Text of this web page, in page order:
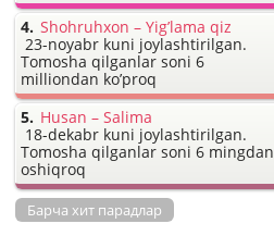
Shohruhxon – Yig’lama qiz
23-noyabr kuni joylashtirilgan.
Tomosha qilganlar soni 6
milliondan ko’proq
Husan – Salima
18-dekabr kuni joylashtirilgan.
Tomosha qilganlar soni 6 mingdan
oshiqroq
Барча хит парадлар